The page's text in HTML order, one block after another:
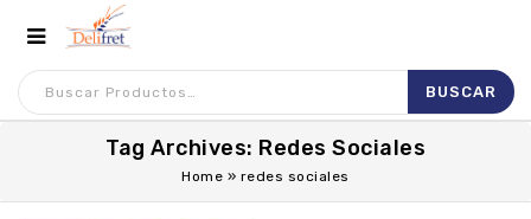
Tag Archives: Redes Sociales
Home » redes sociales